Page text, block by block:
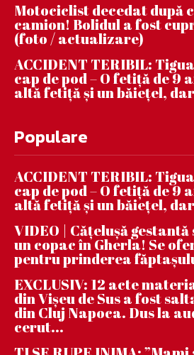
Motociclist decedat după
camion! Bolidul a fost
(foto / actualizare)
ACCIDENT TERIBIL:
cap de pod – O fetiță de 9
altă fetiță și un băiețel,
Populare
ACCIDENT TERIBIL:
cap de pod – O fetiță de 9
altă fetiță și un băiețel,
VIDEO | Căţeluşă
un copac în Gherla! Se
pentru prinderea
EXCLUSIV: 12 acte
din Vișeu de Sus a fost
din Cluj Napoca. Dus la
cerut...